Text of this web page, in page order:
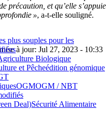
précaution, et qu’elle s’appuie
», a-t-elle souligné.
plus souples pour les
à jour: Jul 27, 2023 - 10:33
Biologique
et Pêcheédition génomique
OGMOGM / NBT
Deal)Sécurité Alimentaire